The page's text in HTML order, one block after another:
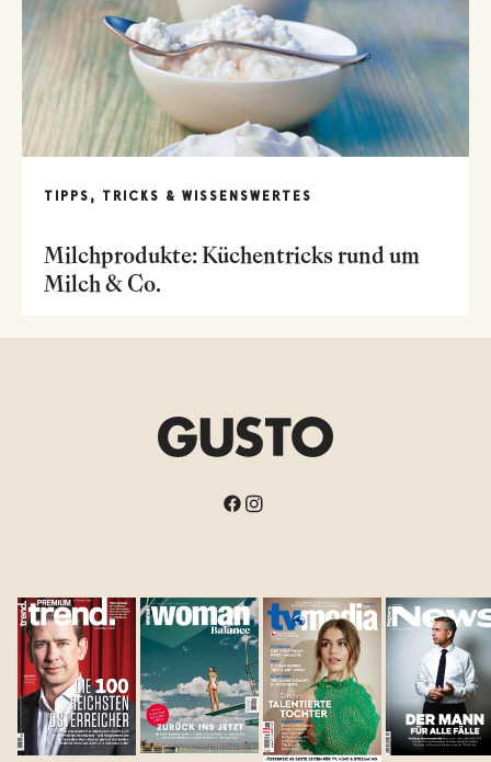
TIPPS, TRICKS & WISSENSWERTES
Milchprodukte: Küchentricks rund um
Milch & Co.